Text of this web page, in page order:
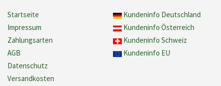
Startseite
Impressum
Zahlungsarten
AGB
Datenschutz
Versandkosten
Kundeninfo Deutschland
Kundeninfo Österreich
Kundeninfo Schweiz
Kundeninfo EU